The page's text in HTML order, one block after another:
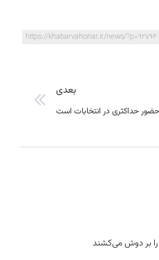
https://khabarvahonar.ir/news/?p=92794
بعدی
حداکثری در انتخابات است
را بر دوش می‌کشند